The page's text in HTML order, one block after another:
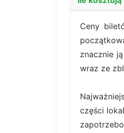
Ceny
znacznie
wraz ze
części